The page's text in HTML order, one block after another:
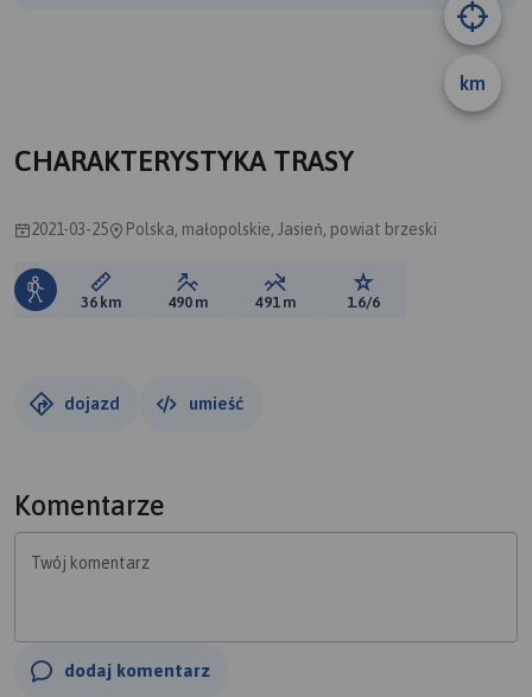
km
CHARAKTERYSTYKA TRASY
2021-03-25 Polska, małopolskie, Jasień, powiat brzeski
Długość trasy:
36 km Suma przewyższeń:
490 m Suma spadków:
491 m Ocena trasy:
1.6/6
dojazd umieść
Komentarze
Twój komentarz
dodaj komentarz